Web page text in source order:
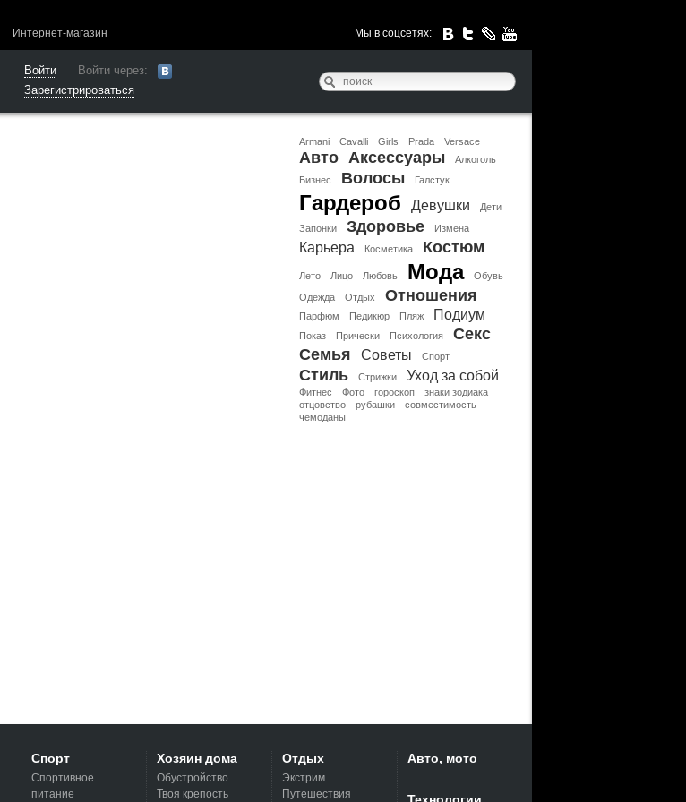
Мы в соцсетях:
Интернет-магазин
Войти
Войти через:
Зарегистрироваться
Armani Cavalli Girls Prada Versace
Авто Аксессуары
Алкоголь
Бизнес
Волосы Галстук
Гардероб Девушки
Дети
Запонки
Здоровье Измена
Карьера Косметика Костюм
Лето Лицо Любовь Мода
Обувь
Одежда
Отдых Отношения
Парфюм Педикюр Пляж Подиум
Показ Прически Психология
Секс
Семья
Советы Спорт
Стиль Стрижки Уход за собой
Фитнес Фото гороскоп
знаки зодиака
отцовство
рубашки
совместимость
чемоданы
Спорт
Спортивное
питание
Хозяин дома
Обустройство
Твоя крепость
Отдых
Экстрим
Путешествия
Авто, мото